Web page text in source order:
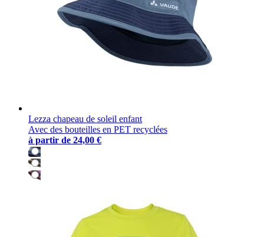
Lezza chapeau de soleil enfant
Avec des bouteilles en PET recyclées
à partir de 24,00 €